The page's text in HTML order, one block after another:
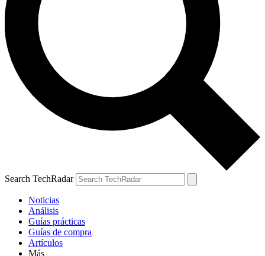
Search TechRadar
Noticias
Análisis
Guías prácticas
Guías de compra
Artículos
Más